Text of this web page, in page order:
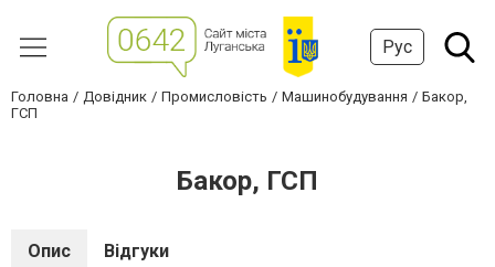
Рус
Головна Довідник Промисловість Машинобудування
Бакор,
ГСП
Бакор, ГСП
Опис Відгуки